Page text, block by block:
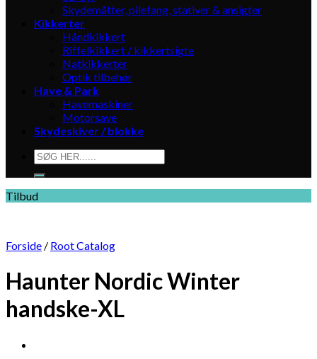
Skydemåtter, pilefang, stativer & ansigter
Kikkerter
Håndkikkert
Riffelkikkert / kikkertsigte
Natkikkerter
Optik tilbehør
Have & Park
Havemaskiner
Motorsave
Skydeskiver / blokke
Søg
efter:
Tilbud
Forside / Root Catalog
Haunter Nordic Winter
handske-XL